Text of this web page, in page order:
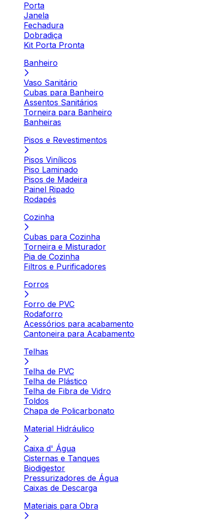
Porta
Janela
Fechadura
Dobradiça
Kit Porta Pronta
Banheiro
Vaso Sanitário
Cubas para Banheiro
Assentos Sanitários
Torneira para Banheiro
Banheiras
Pisos e Revestimentos
Pisos Vinílicos
Piso Laminado
Pisos de Madeira
Painel Ripado
Rodapés
Cozinha
Cubas para Cozinha
Torneira e Misturador
Pia de Cozinha
Filtros e Purificadores
Forros
Forro de PVC
Rodaforro
Acessórios para acabamento
Cantoneira para Acabamento
Telhas
Telha de PVC
Telha de Plástico
Telha de Fibra de Vidro
Toldos
Chapa de Policarbonato
Material Hidráulico
Caixa d' Água
Cisternas e Tanques
Biodigestor
Pressurizadores de Água
Caixas de Descarga
Materiais para Obra